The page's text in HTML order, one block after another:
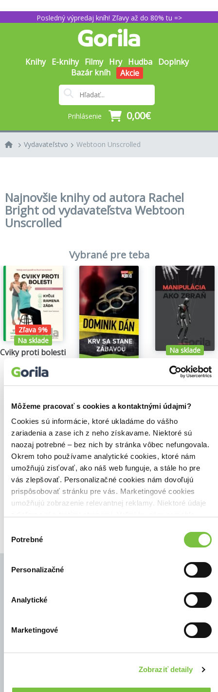
Môžeme pracovať s cookies a kontaktnými údajmi?
Cookies sú informácie, ktoré ukladáme do vášho
zariadenia a zase ich z neho získavame. Niektoré sú
naozaj potrebné – bez nich by stránka vôbec nefungovala.
Okrem toho používame analytické cookies, ktoré nám
umožňujú zisťovať, ako náš web funguje, a stále ho pre
vás zlepšovať. Personalizačné cookies nám dovoľujú
prispôsobovať stránku pre vás. Marketingové cookies
umožňujú zobrazenie relevantnej reklamy. Niektoré údaje
súhlasu
Potrebné
Personalizačné
Analytické
Marketingové
Zobraziť detaily
Posledný výpredaj kníh! Zľavy až do 80% tu =>
Knihy E-knihy Filmy Hry Hudba Doplnky
Bazár kníh
Akcie
Prihlásenie 0,00€
Vydavateľstvo Webtoon Unscrolled
Najnovšie knihy od autora Rachel
Bright od vydavateľstva Webtoon
Unscrolled
Vybrané pre teba
Zľava 9%
Na sklade
Cviky proti bolesti 1.
24,30€
Dominik Dán
Na sklade
Tomáš Vepi
15,79€
Našli sme
titulov
Zoradiť podľa:
Filtrovať